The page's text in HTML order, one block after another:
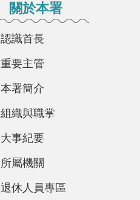
關於本署
認識首長
重要主管
本署簡介
組織與職掌
大事紀要
所屬機關
退休人員專區